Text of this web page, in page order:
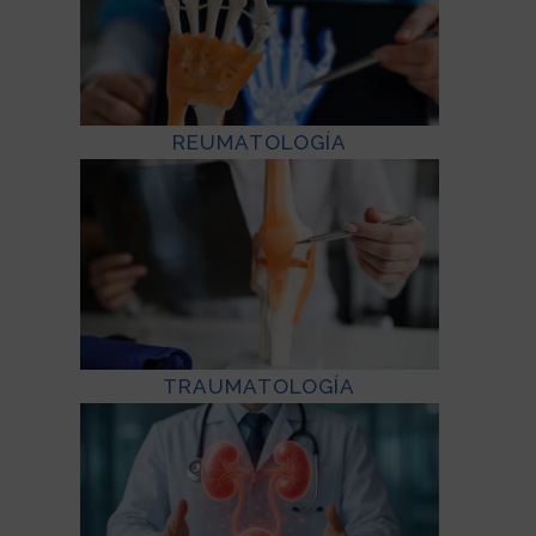
REUMATOLOGÍA
TRAUMATOLOGÍA